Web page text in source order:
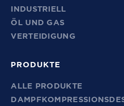
INDUSTRIELL
ÖL UND GAS
VERTEIDIGUNG
PRODUKTE
ALLE PRODUKTE